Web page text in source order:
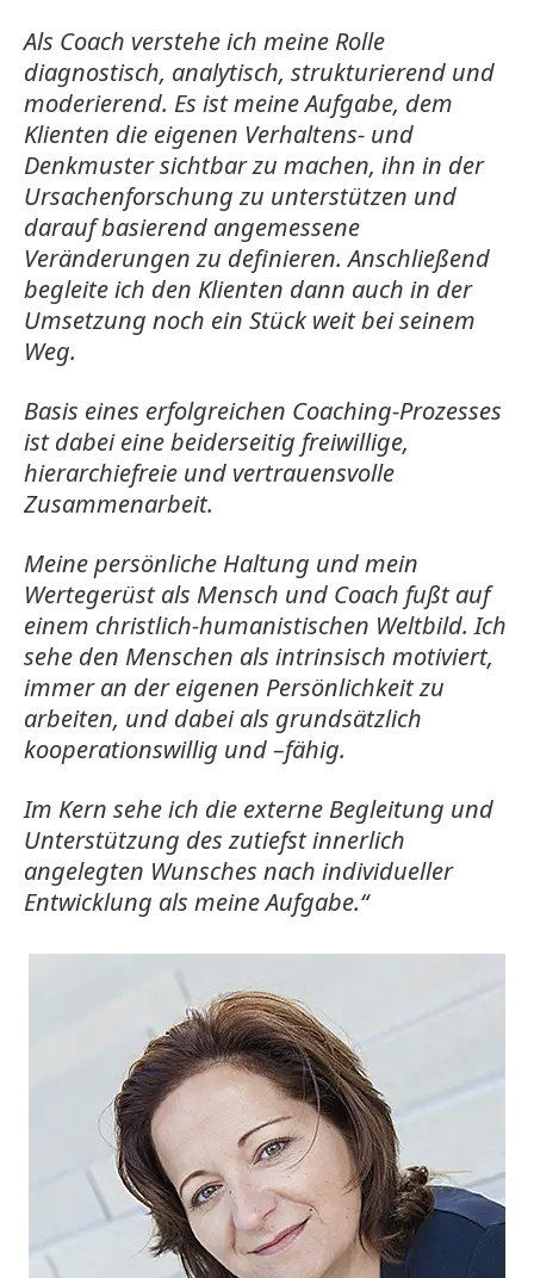
Als Coach verstehe ich meine Rolle
diagnostisch, analytisch, strukturierend und
moderierend. Es ist meine Aufgabe, dem
Klienten die eigenen Verhaltens- und
Denkmuster sichtbar zu machen, ihn in der
Ursachenforschung zu unterstützen und
darauf basierend angemessene
Veränderungen zu definieren. Anschließend
begleite ich den Klienten dann auch in der
Umsetzung noch ein Stück weit bei seinem
Weg.
Basis eines erfolgreichen Coaching-Prozesses
ist dabei eine beiderseitig freiwillige,
hierarchiefreie und vertrauensvolle
Zusammenarbeit.
Meine persönliche Haltung und mein
Wertegerüst als Mensch und Coach fußt auf
einem christlich-humanistischen Weltbild. Ich
sehe den Menschen als intrinsisch motiviert,
immer an der eigenen Persönlichkeit zu
arbeiten, und dabei als grundsätzlich
kooperationswillig und –fähig.
Im Kern sehe ich die externe Begleitung und
Unterstützung des zutiefst innerlich
angelegten Wunsches nach individueller
Entwicklung als meine Aufgabe.“